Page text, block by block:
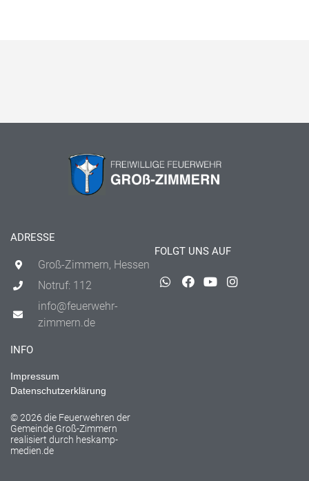
ADRESSE
Groß-Zimmern, Hessen
Notruf: 112
info@feuerwehr-
zimmern.de
FOLGT UNS AUF
INFO
Impressum
Datenschutzerklärung
© 2026 die Feuerwehren der
Gemeinde Groß-Zimmern
realisiert durch heskamp-
medien.de